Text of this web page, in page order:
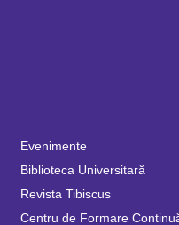
Evenimente
Biblioteca Universitară
Revista Tibiscus
Centru de Formare